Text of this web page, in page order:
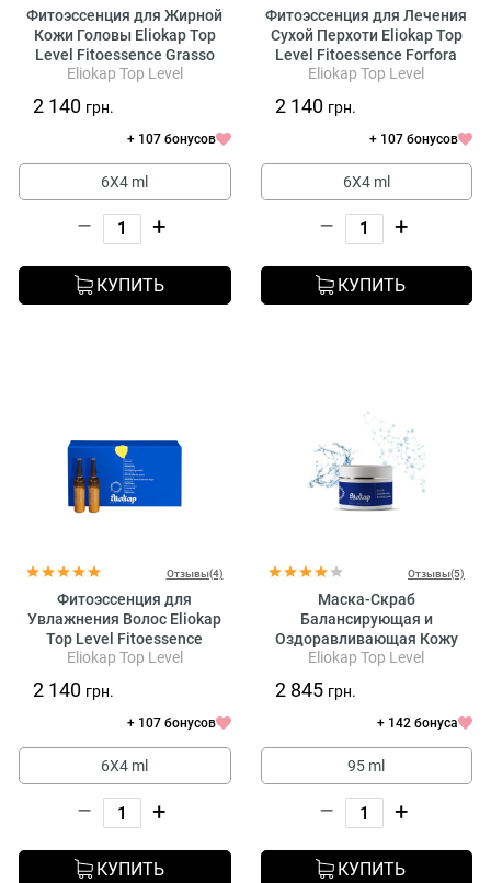
Фитоэссенция для Жирной
Кожи Головы Eliokap Top
Level Fitoessence Grasso
Eliokap Top Level
2 140 грн.
+ 107 бонусов
6X4 ml
– +
КУПИТЬ
Фитоэссенция для Лечения
Сухой Перхоти Eliokap Top
Level Fitoessence Forfora
Secca
Eliokap Top Level
2 140 грн.
+ 107 бонусов
6X4 ml
– +
КУПИТЬ
Отзывы(4)
Фитоэссенция для
Увлажнения Волос Eliokap
Top Level Fitoessence
Idratante
Eliokap Top Level
2 140 грн.
+ 107 бонусов
6X4 ml
– +
КУПИТЬ
Отзывы(5)
Маска-Скраб
Балансирующая и
Оздоравливающая Кожу
Головы Eliokap Top Level
Revitalizzante
Eliokap Top Level
2 845 грн.
+ 142 бонуса
95 ml
– +
КУПИТЬ